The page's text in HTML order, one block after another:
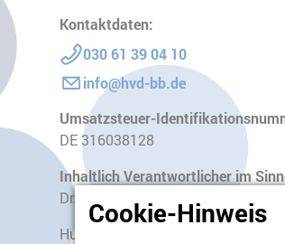
Kontaktdaten:
030 61 39 04 10
info@hvd-bb.de
Umsatzsteuer-
DE 316038128
Inhaltlich Verantwortlicher im
Dr. Ralf Schöppner, Direktor
Humanistischen Akademie
Cookie-Hinweis